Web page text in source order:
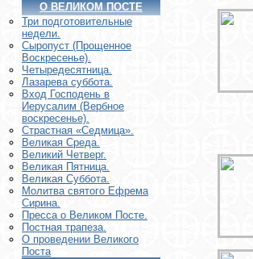
О ВЕЛИКОМ ПОСТЕ
Три подготовительные
недели.
Сыропуст (Прощенное
Воскресенье).
Четыредесятница.
Лазарева суббота.
Вход Господень в
Иерусалим (Вербное
воскресенье).
Страстная «Седмица».
Великая Среда.
Великий Четверг.
Великая Пятница.
Великая Суббота.
Молитва святого Ефрема
Сирина.
Пресса о Великом Посте.
Постная трапеза.
О проведении Великого
Поста